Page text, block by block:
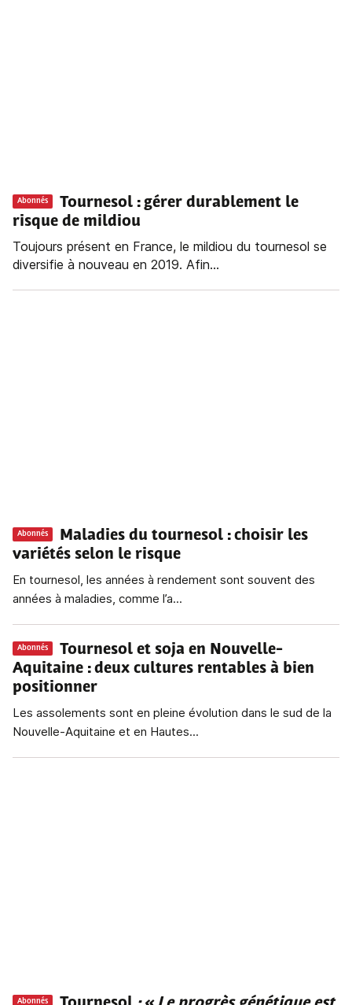
Abonnés
Tournesol : gérer durablement le
risque de mildiou
Toujours présent en France, le mildiou du tournesol se
diversifie à nouveau en 2019. Afin...
Abonnés Maladies du tournesol : choisir les
variétés selon le risque
En tournesol, les années à rendement sont souvent des
années à maladies, comme l’a...
Abonnés
Tournesol et soja en Nouvelle-
Aquitaine : deux cultures rentables à bien
positionner
Les assolements sont en pleine évolution dans le sud de la
Nouvelle-Aquitaine et en Hautes...
Abonnés